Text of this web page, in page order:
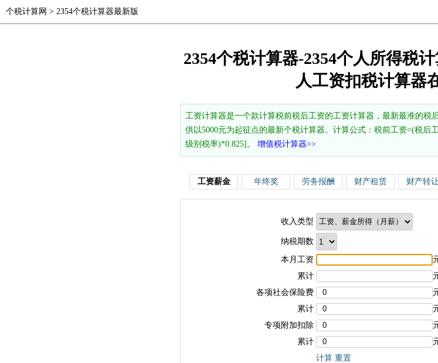
个税计算网 > 2354个税计算器最新版
2354个税计算器-2354个人所得税
人工资扣税计算器
工资计算器是一个款计算税前税后工资的工资计算器，最新最准的税
供以5000元为起征点的最新个税计算器。计算公式：税前工资=(税后
级别税率)*0.825]。 增值税计算器>>
工资薪金 年终奖 劳务报酬 财产租赁 财产转让
收入类型
纳税期数
本月工资
累计
各项社会保险费
累计
专项附加扣除
累计
计算 重置